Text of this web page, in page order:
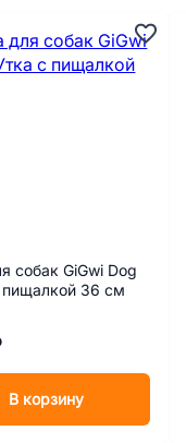
собак GiGwi Dog
пищалкой 36 см
В корзину